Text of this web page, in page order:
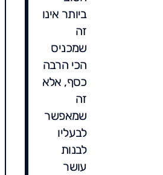
ביותר אינו
זה
שמכניס
הכי הרבה
כסף, אלא
זה
שמאפשר
לבעליו
לבנות
עושר